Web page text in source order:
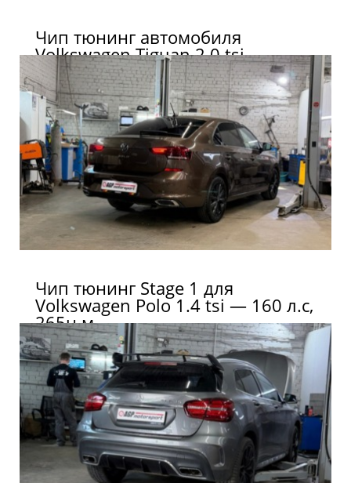
Чип тюнинг автомобиля
Volkswagen Tiguan 2.0 tsi
Чип тюнинг Stage 1 для
Volkswagen Polo 1.4 tsi — 160 л.с,
265н.м